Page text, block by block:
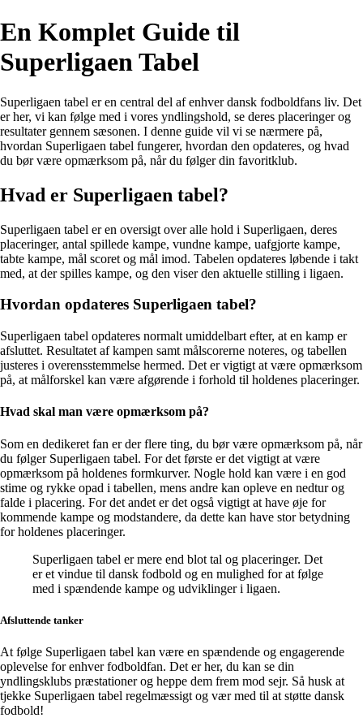
En Komplet Guide til
Superligaen Tabel
Superligaen tabel er en central del af enhver dansk fodboldfans liv. Det
er her, vi kan følge med i vores yndlingshold, se deres placeringer og
resultater gennem sæsonen. I denne guide vil vi se nærmere på,
hvordan Superligaen tabel fungerer, hvordan den opdateres, og hvad
du bør være opmærksom på, når du følger din favoritklub.
Hvad er Superligaen tabel?
Superligaen tabel er en oversigt over alle hold i Superligaen, deres
placeringer, antal spillede kampe, vundne kampe, uafgjorte kampe,
tabte kampe, mål scoret og mål imod. Tabelen opdateres løbende i takt
med, at der spilles kampe, og den viser den aktuelle stilling i ligaen.
Hvordan opdateres Superligaen tabel?
Superligaen tabel opdateres normalt umiddelbart efter, at en kamp er
afsluttet. Resultatet af kampen samt målscorerne noteres, og tabellen
justeres i overensstemmelse hermed. Det er vigtigt at være opmærksom
på, at målforskel kan være afgørende i forhold til holdenes placeringer.
Hvad skal man være opmærksom på?
Som en dedikeret fan er der flere ting, du bør være opmærksom på, når
du følger Superligaen tabel. For det første er det vigtigt at være
opmærksom på holdenes formkurver. Nogle hold kan være i en god
stime og rykke opad i tabellen, mens andre kan opleve en nedtur og
falde i placering. For det andet er det også vigtigt at have øje for
kommende kampe og modstandere, da dette kan have stor betydning
for holdenes placeringer.
Superligaen tabel er mere end blot tal og placeringer. Det
er et vindue til dansk fodbold og en mulighed for at følge
med i spændende kampe og udviklinger i ligaen.
Afsluttende tanker
At følge Superligaen tabel kan være en spændende og engagerende
oplevelse for enhver fodboldfan. Det er her, du kan se din
yndlingsklubs præstationer og heppe dem frem mod sejr. Så husk at
tjekke Superligaen tabel regelmæssigt og vær med til at støtte dansk
fodbold!